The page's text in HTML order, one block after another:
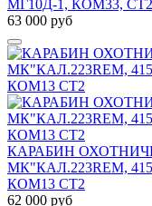
МГ10Д-1, КОМ33,
63 000 руб
КАРАБИН
МК"КАЛ.223REM,
КОМ13 СТ2
62 000 руб